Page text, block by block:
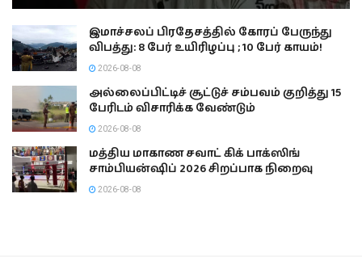
இமாச்சலப் பிரதேசத்தில் கோரப் பேருந்து
விபத்து: 8 பேர் உயிரிழப்பு ; 10 பேர் காயம்!
2026-08-08
அல்லைப்பிட்டிச் சூட்டுச் சம்பவம் குறித்து 15
பேரிடம் விசாரிக்க வேண்டும்
2026-08-08
மத்திய மாகாண சவாட் கிக் பாக்ஸிங்
சாம்பியன்ஷிப் 2026 சிறப்பாக நிறைவு
2026-08-08